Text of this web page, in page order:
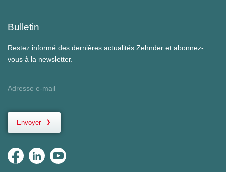
Bulletin
Restez informé des dernières actualités Zehnder et abonnez-
vous à la newsletter.
Envoyer